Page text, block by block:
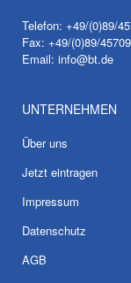
Telefon: +49/(0)89/
Fax: +49/(0)89/
Email: info@bt.de
UNTERNEHMEN
Über uns
Jetzt eintragen
Impressum
Datenschutz
AGB